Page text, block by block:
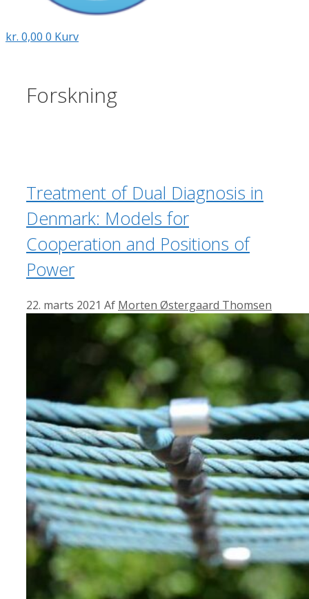
kr. 0,00 0 Kurv
Forskning
Treatment of Dual Diagnosis in
Denmark: Models for
Cooperation and Positions of
Power
22. marts 2021 Af Morten Østergaard Thomsen